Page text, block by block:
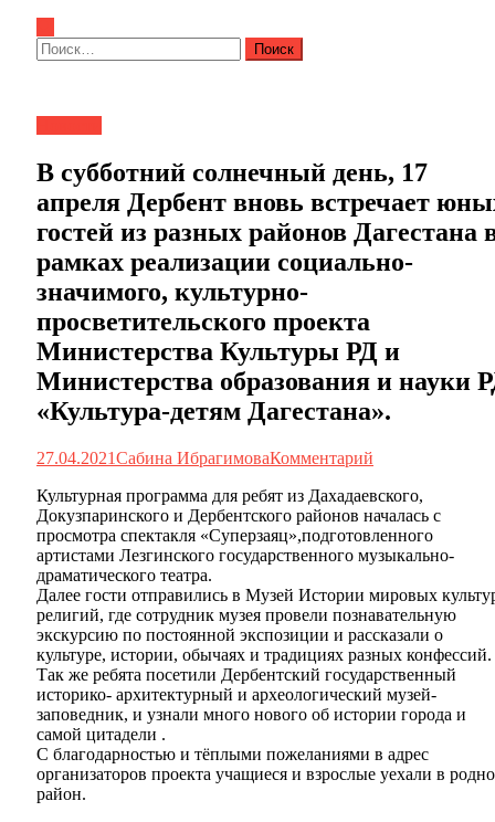
Найти:
В субботний солнечный день, 17
апреля Дербент вновь встречает
гостей из разных районов Дагестана
рамках реализации социально-
значимого, культурно-
просветительского проекта
Министерства Культуры РД и
Министерства образования и науки
«Культура-детям Дагестана».
27.04.2021Сабина ИбрагимоваКомментарий
Культурная программа для ребят из Дахадаевского,
Докузпаринского и Дербентского районов началась с
просмотра спектакля «Суперзаяц»,подготовленного
артистами Лезгинского государственного музыкально-
драматического театра.
Далее гости отправились в Музей Истории мировых
религий, где сотрудник музея провели познавательную
экскурсию по постоянной экспозиции и рассказали о
культуре, истории, обычаях и традициях разных конфессий.
Так же ребята посетили Дербентский государственный
историко- архитектурный и археологический музей-
заповедник, и узнали много нового об истории города и
самой цитадели .
С благодарностью и тёплыми пожеланиями в адрес
организаторов проекта учащиеся и взрослые уехали в
район.